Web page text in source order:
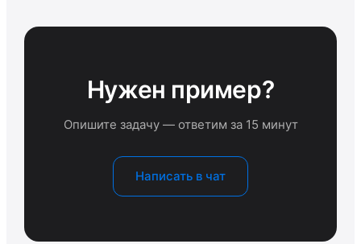
Нужен пример?
Опишите задачу — ответим за 15 минут
Написать в чат